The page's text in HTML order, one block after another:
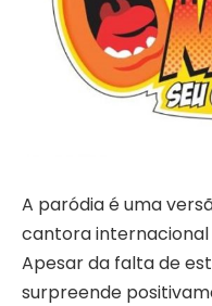
A paródia é uma
cantora internacional
Apesar da falta de
surpreende